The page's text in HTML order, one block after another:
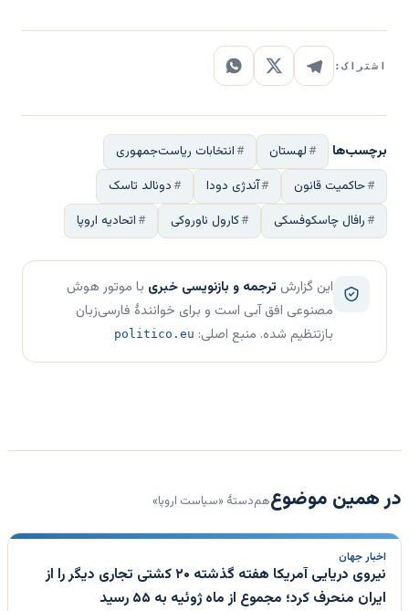
اشتراک:
برچسب‌ها لهستان
انتخابات ریاست‌جمهوری
حاکمیت قانون
آندژی دودا
دونالد تاسک
رافال چاسکوفسکی
کارول ناوروکی اتحادیه اروپا
این گزارش ترجمه و بازنویسی خبری با موتور هوش
مصنوعی افق آبی است و برای خوانندهٔ فارسی‌زبان
بازتنظیم شده. منبع اصلی: politico.eu
در همین موضوعهم‌دستهٔ «سیاست اروپا»
اخبار جهان
نیروی دریایی آمریکا هفته گذشته ۲۰ کشتی تجاری دیگر را از
ایران منحرف کرد؛ مجموع از ماه ژوئیه به ۵۵ رسید